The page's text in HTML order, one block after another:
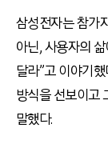
삼성전자는 참가
아닌, 사용자의
달라”고 이야기
방식을 선보이고
말했다.